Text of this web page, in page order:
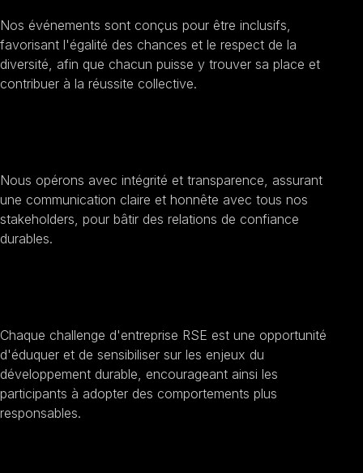
Nos événements sont conçus pour être inclusifs,
favorisant l'égalité des chances et le respect de la
diversité, afin que chacun puisse y trouver sa place et
contribuer à la réussite collective.
Nous opérons avec intégrité et transparence, assurant
une communication claire et honnête avec tous nos
stakeholders, pour bâtir des relations de confiance
durables.
Chaque challenge d'entreprise RSE est une opportunité
d'éduquer et de sensibiliser sur les enjeux du
développement durable, encourageant ainsi les
participants à adopter des comportements plus
responsables.